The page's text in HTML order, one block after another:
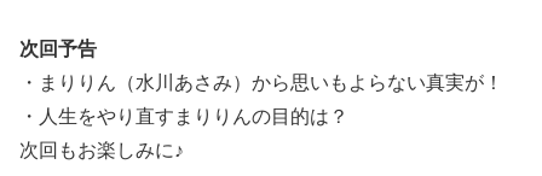
次回予告
・まりりん（水川あさみ）から思いもよらない真実が！
・人生をやり直すまりりんの目的は？
次回もお楽しみに♪